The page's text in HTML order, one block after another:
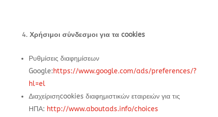
Χρήσιμοι σύνδεσμοι για τα cookies
Ρυθμίσεις διαφημίσεων
Google:https://www.google.com/ads/preferences/?
hl=el
Διαχείρισηcookies διαφημιστικών εταιρειών για τις
ΗΠΑ: http://www.aboutads.info/choices